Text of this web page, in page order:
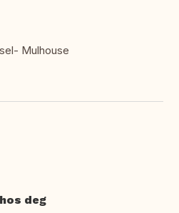
Mulhouse
deg